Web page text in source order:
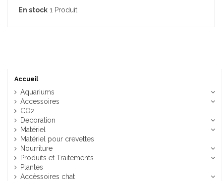
En stock 1 Produit
Accueil
Aquariums
Accessoires
CO2
Decoration
Matériel
Matériel pour crevettes
Nourriture
Produits et Traitements
Plantes
Accèssoires chat